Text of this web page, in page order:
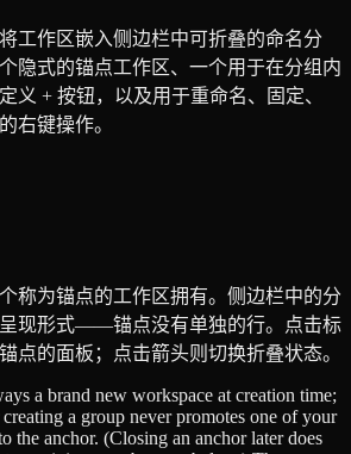
工作区嵌入侧边栏中可折叠的命名分
隐式的锚点工作区、一个用于在分组内
义 + 按钮，以及用于重命名、固定、
右键操作。
称为锚点的工作区拥有。侧边栏中的分
现形式——锚点没有单独的行。点击标
点的面板；点击箭头则切换折叠状态。
a brand new workspace at creation time;
a group never promotes one of your
the anchor. (Closing an anchor later does